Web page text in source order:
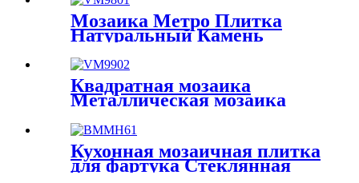
мозаика, щиток, мозаика,
аксессуары для ванной
комнаты
Мозаика Метро Плитка
Натуральный Камень
Мозаика Плитка Мозаика
Стены Искусство
Хрустальная Мозаика
Мозаика Ванная Комната
Квадратная мозаика
Металлическая мозаика
Кухонная плитка мозаика
Кухонная мозаичная плитка
для фартука Стеклянная